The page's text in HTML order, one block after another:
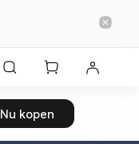
Nu kopen